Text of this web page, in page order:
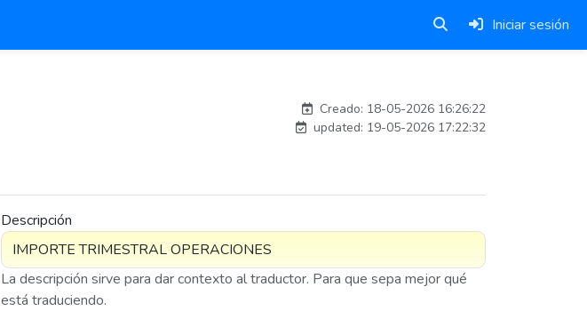
Iniciar sesión
Creado: 18-05-2026 16:26:22
updated: 19-05-2026 17:22:32
Descripción
La descripción sirve para dar contexto al traductor. Para que sepa mejor qué
está traduciendo.